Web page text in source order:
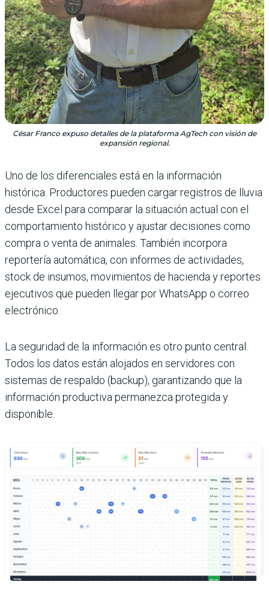
César Franco expuso detalles de la plataforma AgTech con visión de
expansión regional.
Uno de los diferenciales está en la información
histórica. Productores pueden cargar registros de lluvia
desde Excel para comparar la situación actual con el
comportamiento histórico y ajustar decisiones como
compra o venta de animales. También incorpora
reportería automática, con informes de actividades,
stock de insumos, movimientos de hacienda y reportes
ejecutivos que pueden llegar por WhatsApp o correo
electrónico.
La seguridad de la información es otro punto central.
Todos los datos están alojados en servidores con
sistemas de respaldo (backup), garantizando que la
información productiva permanezca protegida y
disponible.